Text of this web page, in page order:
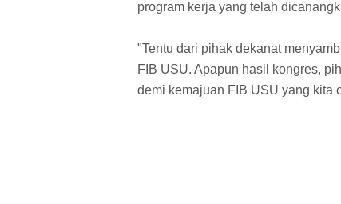
program kerja yang telah
"Tentu dari pihak dekanat
FIB USU. Apapun hasil kongres,
demi kemajuan FIB USU yang kita